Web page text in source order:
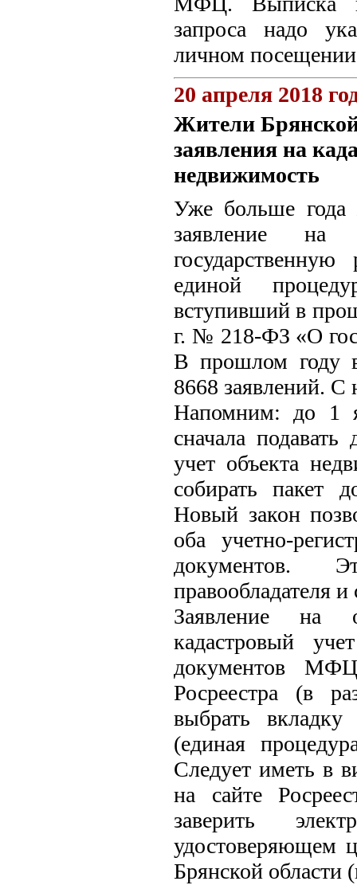
запроса надо
личном
20 апреля 2018
Жители Брянской
заявления на
недвижимость
Уже больше года
заявление на
единой
вступивший в
г. № 218-ФЗ «О
В прошлом году
8668 заявлений. С
Напомним: до 1
сначала
учет объекта
собирать пакет
Новый закон
оба учетно-
документов.
правообладателя
Заявление на
кадастровый
документов
Росреестра (в
выбрать
(единая
Следует иметь в
на сайте
заверить
удостоверяющем
Брянской области